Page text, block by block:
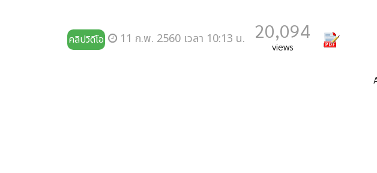
คลิปวิดีโอ 11 ก.พ. 2560 เวลา 10:13 น. 20,094
views